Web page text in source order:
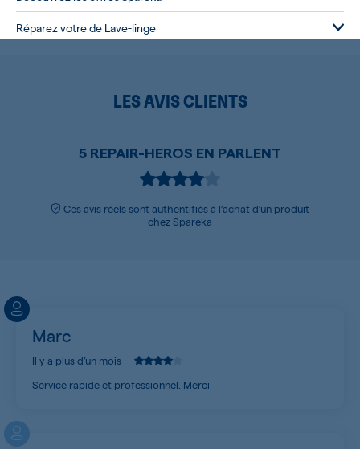
Réparez votre de Lave-linge
LES AVIS CLIENTS
5 REPAIR-HEROS EN PARLENT
Ces avis réels sont authentifiés à l’achat d’un produit
chez Spareka
Marc
Il y a plus d’un mois
Service rapide et professionnel. Merci